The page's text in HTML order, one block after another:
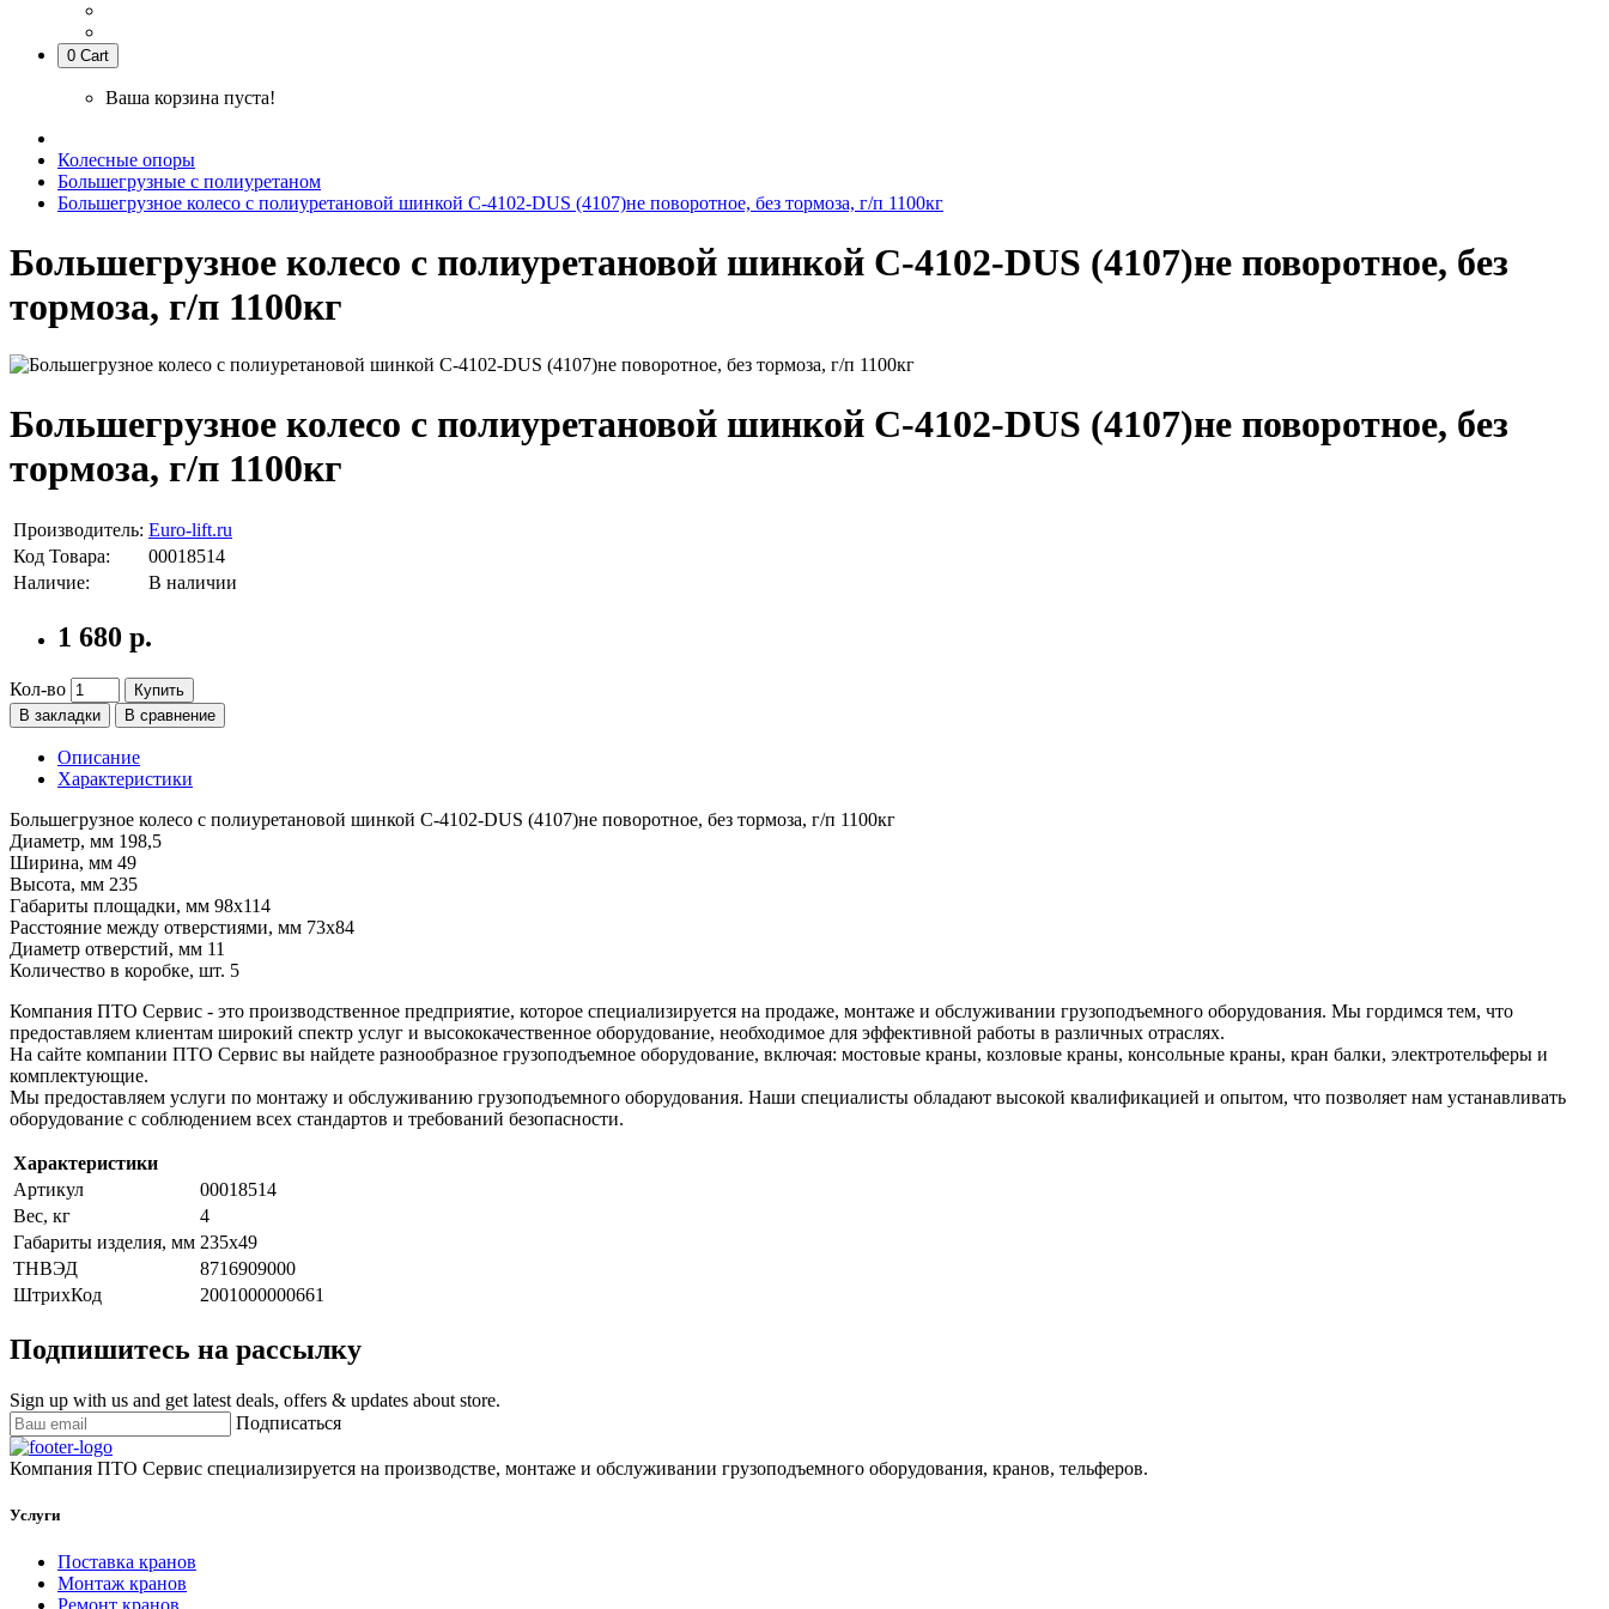
0 Cart
Ваша корзина пуста!
Колесные опоры
Большегрузные с полиуретаном
Большегрузное колесо с полиуретановой шинкой С-4102-DUS (4107)не поворотное, без тормоза, г/п 1100кг
Большегрузное колесо с полиуретановой шинкой С-4102-DUS (4107)не поворотное, без
тормоза, г/п 1100кг
Большегрузное колесо с полиуретановой шинкой С-4102-DUS (4107)не поворотное, без
тормоза, г/п 1100кг
Производитель: Euro-lift.ru
Код Товара:
00018514
Наличие:
В наличии
1 680 р.
Кол-во
Купить
В закладки
В сравнение
Описание
Характеристики
Большегрузное колесо с полиуретановой шинкой С-4102-DUS (4107)не поворотное, без тормоза, г/п 1100кг
Диаметр, мм 198,5
Ширина, мм 49
Высота, мм 235
Габариты площадки, мм 98х114
Расстояние между отверстиями, мм 73х84
Диаметр отверстий, мм 11
Количество в коробке, шт. 5
Компания ПТО Сервис - это производственное предприятие, которое специализируется на продаже, монтаже и обслуживании грузоподъемного оборудования. Мы гордимся тем, что
предоставляем клиентам широкий спектр услуг и высококачественное оборудование, необходимое для эффективной работы в различных отраслях.
На сайте компании ПТО Сервис вы найдете разнообразное грузоподъемное оборудование, включая: мостовые краны, козловые краны, консольные краны, кран балки, электротельферы и
комплектующие.
Мы предоставляем услуги по монтажу и обслуживанию грузоподъемного оборудования. Наши специалисты обладают высокой квалификацией и опытом, что позволяет нам устанавливать
оборудование с соблюдением всех стандартов и требований безопасности.
Характеристики
Артикул
00018514
Вес, кг
4
Габариты изделия, мм 235х49
ТНВЭД
8716909000
ШтрихКод
2001000000661
Подпишитесь на рассылку
Sign up with us and get latest deals, offers & updates about store.
Подписаться
Компания ПТО Сервис специализируется на производстве, монтаже и обслуживании грузоподъемного оборудования, кранов, тельферов.
Услуги
Поставка кранов
Монтаж кранов